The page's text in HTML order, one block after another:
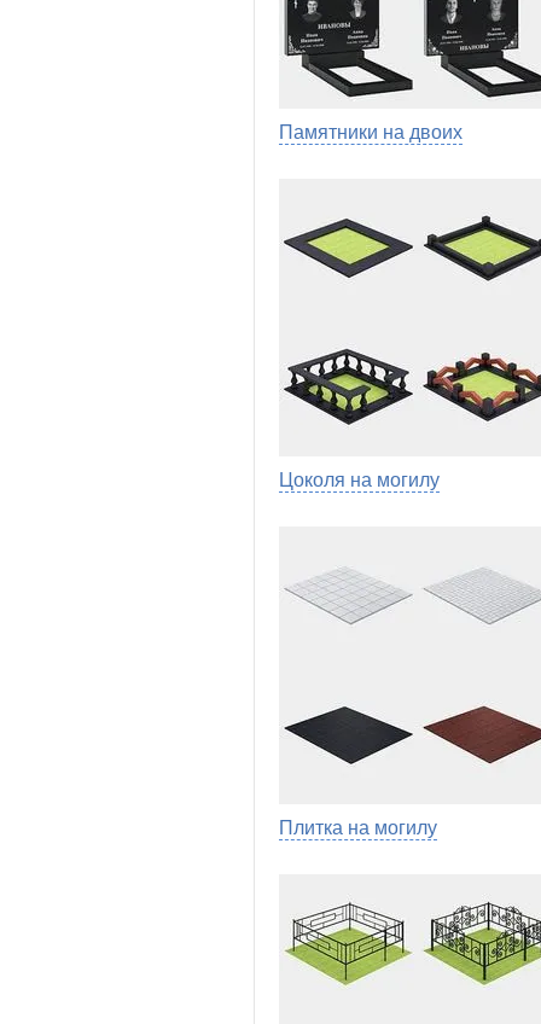
Памятники на двоих
Цоколя на могилу
Плитка на могилу